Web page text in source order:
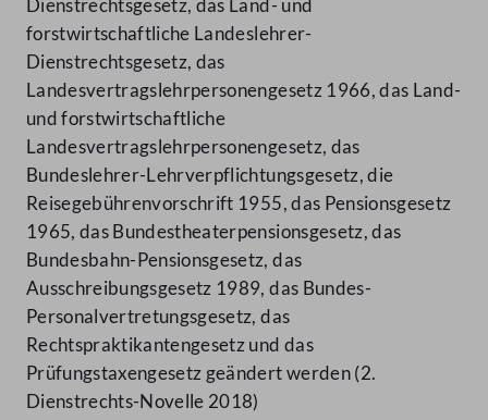
Dienstrechtsgesetz, das Land- und
forstwirtschaftliche Landeslehrer-
Dienstrechtsgesetz, das
Landesvertragslehrpersonengesetz 1966, das Land-
und forstwirtschaftliche
Landesvertragslehrpersonengesetz, das
Bundeslehrer-Lehrverpflichtungsgesetz, die
Reisegebührenvorschrift 1955, das Pensionsgesetz
1965, das Bundestheaterpensionsgesetz, das
Bundesbahn-Pensionsgesetz, das
Ausschreibungsgesetz 1989, das Bundes-
Personalvertretungsgesetz, das
Rechtspraktikantengesetz und das
Prüfungstaxengesetz geändert werden (2.
Dienstrechts-Novelle 2018)